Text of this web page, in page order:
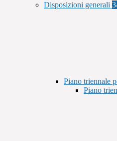
Disposizioni generali
Piano triennale
Piano